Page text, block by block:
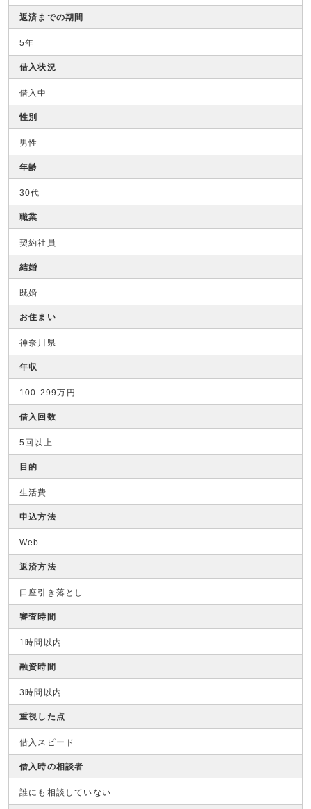
返済までの期間
5年
借入状況
借入中
性別
男性
年齢
30代
職業
契約社員
結婚
既婚
お住まい
神奈川県
年収
100-299万円
借入回数
5回以上
目的
生活費
申込方法
Web
返済方法
口座引き落とし
審査時間
1時間以内
融資時間
3時間以内
重視した点
借入スピード
借入時の相談者
誰にも相談していない